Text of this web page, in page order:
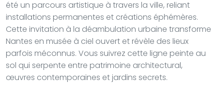
été un parcours artistique à travers la ville, reliant
installations permanentes et créations éphémères.
Cette invitation à la déambulation urbaine transforme
Nantes en musée à ciel ouvert et révèle des lieux
parfois méconnus. Vous suivrez cette ligne peinte au
sol qui serpente entre patrimoine architectural,
œuvres contemporaines et jardins secrets.